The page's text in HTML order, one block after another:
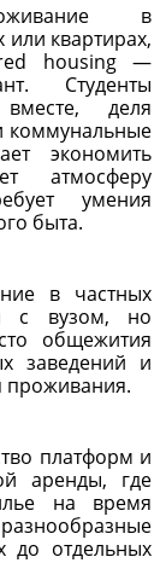
в
квартирах,
housing —
Студенты
деля
коммунальные
экономить
атмосферу
умения
быта.
в частных
с вузом, но
общежития
заведений и
проживания.
платформ и
аренды, где
на время
до отдельных